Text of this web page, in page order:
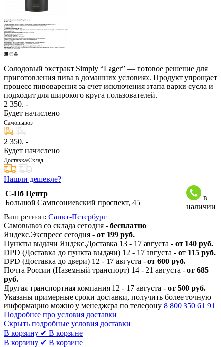
Солодовый экстракт Simply “Lager” — готовое решение для
приготовления пива в домашних условиях. Продукт упрощает
процесс пивоварения за счет исключения этапа варки сусла и
подходит для широкого круга пользователей.
2 350. -
Будет начислено
Самовывоз
2 350. -
Будет начислено
Доставка/Склад
Нашли дешевле?
С-Пб Центр
Большой Сампсониевский проспект, 45
в
наличии
Ваш регион: Санкт-Петербург
Самовывоз со склада сегодня - бесплатно
Яндекс.Экспресс сегодня - от 199 руб.
Пункты выдачи Яндекс.Доставка 13 - 17 августа - от 140 руб.
DPD (Доставка до пункта выдачи) 12 - 17 августа - от 115 руб.
DPD (Доставка до двери) 12 - 17 августа - от 600 руб.
Почта России (Наземный транспорт) 14 - 21 августа - от 685
руб.
Другая транспортная компания 12 - 17 августа - от 500 руб.
Указаны примерные сроки доставки, получить более точную
информацию можно у менеджера по телефону 8 800 350 61 91
Подробнее про условия доставки
Скрыть подробные условия доставки
В корзину ✔ В корзине
В корзину ✔ В корзине